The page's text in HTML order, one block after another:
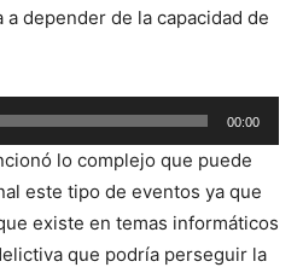
depender de la capacidad de
00:00
lo complejo que puede
este tipo de eventos ya que
existe en temas informáticos
que podría perseguir la